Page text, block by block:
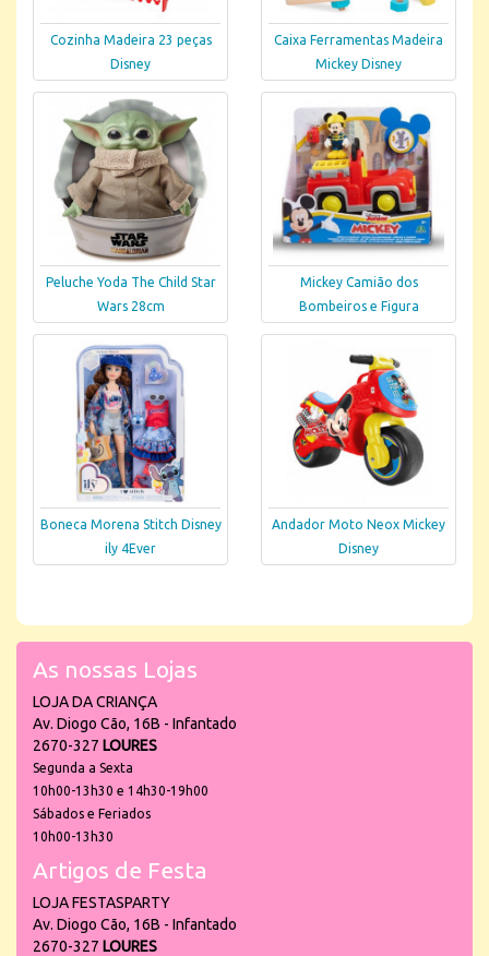
Cozinha Madeira 23 peças
Disney
Caixa Ferramentas Madeira
Mickey Disney
Peluche Yoda The Child Star
Wars 28cm
Mickey Camião dos
Bombeiros e Figura
Boneca Morena Stitch Disney
ily 4Ever
Andador Moto Neox Mickey
Disney
As nossas Lojas
LOJA DA CRIANÇA
Av. Diogo Cão, 16B - Infantado
2670-327 LOURES
Segunda a Sexta
10h00-13h30 e 14h30-19h00
Sábados e Feriados
10h00-13h30
Artigos de Festa
LOJA FESTASPARTY
Av. Diogo Cão, 16B - Infantado
2670-327 LOURES